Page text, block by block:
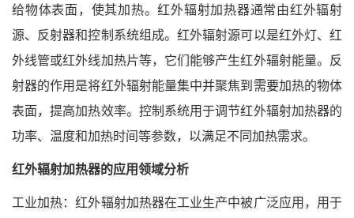
给物体表面，使其加热。红外辐射加热器通常由红外辐射
源、反射器和控制系统组成。红外辐射源可以是红外灯、红
外线管或红外线加热片等，它们能够产生红外辐射能量。反
射器的作用是将红外辐射能量集中并聚焦到需要加热的物体
表面，提高加热效率。控制系统用于调节红外辐射加热器的
功率、温度和加热时间等参数，以满足不同加热需求。
红外辐射加热器的应用领域分析
工业加热：红外辐射加热器在工业生产中被广泛应用，用于